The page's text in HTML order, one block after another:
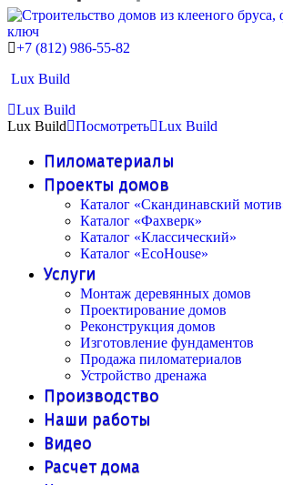
+7 (812) 986-55-82
Lux Build
Lux Build
Lux Build
Посмотреть Lux Build
Пиломатериалы
Проекты домов
Каталог «Скандинавский
Каталог «Фахверк»
Каталог «Классический»
Каталог «EcoHouse»
Услуги
Монтаж деревянных домов
Проектирование домов
Реконструкция домов
Изготовление фундаментов
Продажа пиломатериалов
Устройство дренажа
Производство
Наши работы
Видео
Расчет дома